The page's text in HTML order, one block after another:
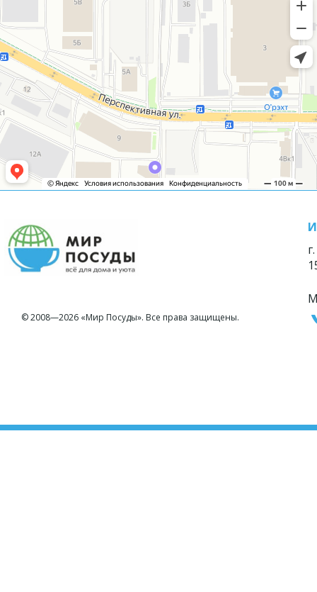
© 2008—2026 «Мир Посуды». Все права защищены.